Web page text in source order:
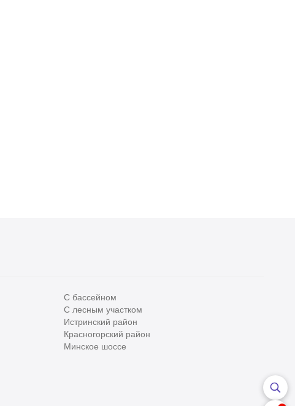
С бассейном
С лесным участком
Истринский район
Красногорский район
Минское шоссе
Все
Сегодня